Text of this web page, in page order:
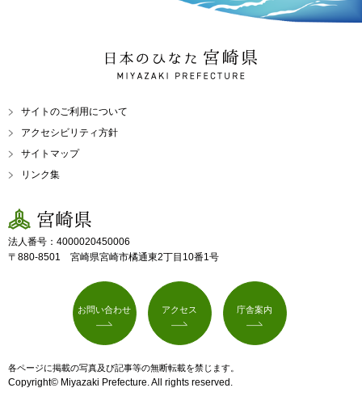
日本のひなた 宮崎県
MIYAZAKI PREFECTURE
サイトのご利用について
アクセシビリティ方針
サイトマップ
リンク集
宮崎県
法人番号：4000020450006
〒880-8501 宮崎県宮崎市橘通東2丁目10番1号
お問い合わせ アクセス 庁舎案内
各ページに掲載の写真及び記事等の無断転載を禁じます。
Copyright© Miyazaki Prefecture. All rights reserved.